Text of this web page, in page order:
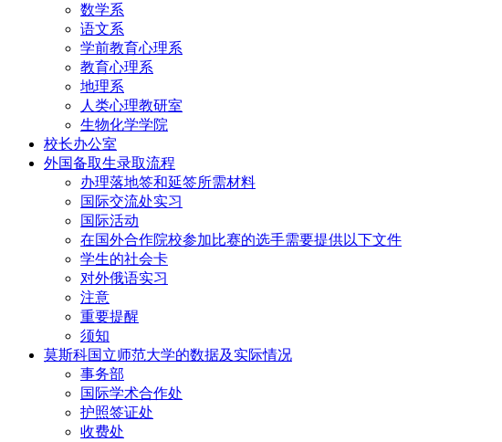
数学系
语文系
学前教育心理系
教育心理系
地理系
人类心理教研室
生物化学学院
校长办公室
外国备取生录取流程
办理落地签和延签所需材料
国际交流处实习
国际活动
在国外合作院校参加比赛的选手需要提供以下文件
学生的社会卡
对外俄语实习
注意
重要提醒
须知
莫斯科国立师范大学的数据及实际情况
事务部
国际学术合作处
护照签证处
收费处